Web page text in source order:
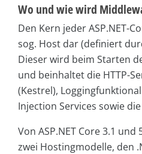
Wo und wie wird
Den Kern jeder ASP.NET-
sog. Host dar (definiert
Dieser wird beim Starten
und beinhaltet die HTTP-
(Kestrel),
Injection Services sowie
Von ASP.NET Core 3.1
zwei Hostingmodelle, den